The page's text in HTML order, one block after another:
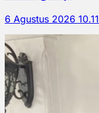
6 Agustus 2026 10.11